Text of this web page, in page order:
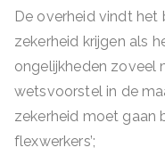
De overheid vindt het
zekerheid krijgen als
ongelijkheden zoveel
wetsvoorstel in de
zekerheid moet gaan
flexwerkers’;